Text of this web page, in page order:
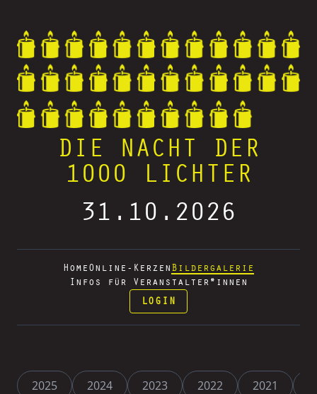
DIE NACHT DER
1000 LICHTER
31.10.2026
Home Online-Kerzen Bildergalerie
Infos für Veranstalter*innen
LOGIN
2025 2024 2023 2022 2021